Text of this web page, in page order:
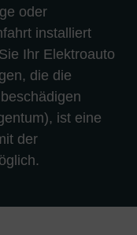
oder
installiert
Ihr Elektroauto
die die
ist eine
der